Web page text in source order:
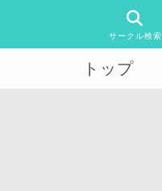
サークル検索
トップ